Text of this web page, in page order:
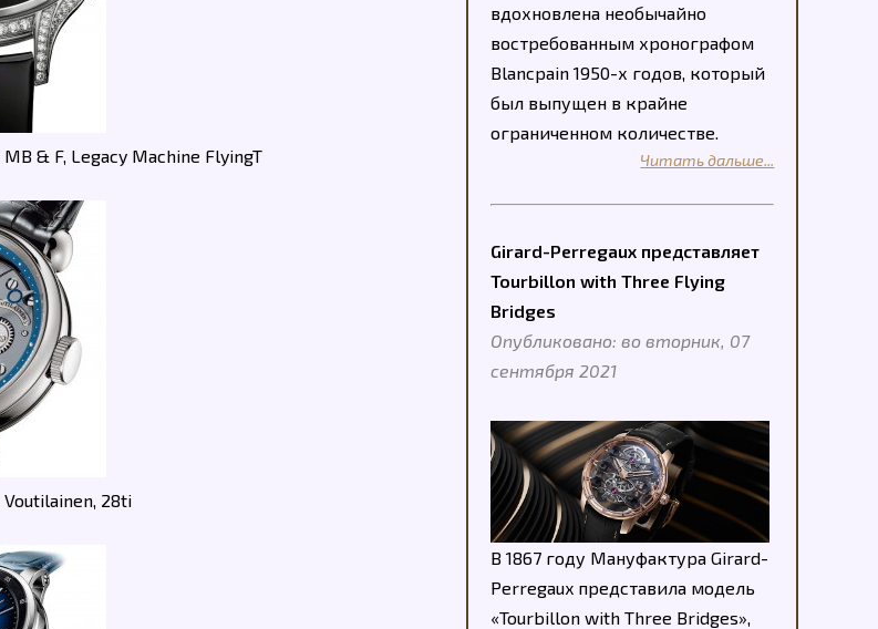
MB & F, Legacy Machine FlyingT
Voutilainen, 28ti
вдохновлена необычайно
востребованным хронографом
Blancpain 1950-х годов, который
был выпущен в крайне
ограниченном количестве.
Читать дальше...
Girard-Perregaux представляет
Tourbillon with Three Flying
Bridges
Опубликовано: во вторник, 07
сентября 2021
В 1867 году Мануфактура Girard-
Perregaux представила модель
«Tourbillon with Three Bridges»,